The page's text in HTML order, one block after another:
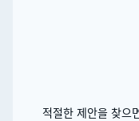
적절한 제안을 찾으